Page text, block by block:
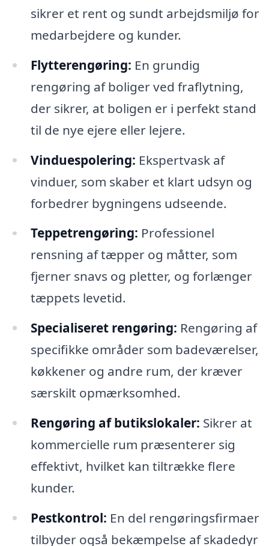
sikrer et rent og sundt arbejdsmiljø for
medarbejdere og kunder.
Flytterengøring: En grundig
rengøring af boliger ved fraflytning,
der sikrer, at boligen er i perfekt stand
til de nye ejere eller lejere.
Vinduespolering: Ekspertvask af
vinduer, som skaber et klart udsyn og
forbedrer bygningens udseende.
Teppetrengøring: Professionel
rensning af tæpper og måtter, som
fjerner snavs og pletter, og forlænger
tæppets levetid.
Specialiseret rengøring: Rengøring af
specifikke områder som badeværelser,
køkkener og andre rum, der kræver
særskilt opmærksomhed.
Rengøring af butikslokaler: Sikrer at
kommercielle rum præsenterer sig
effektivt, hvilket kan tiltrække flere
kunder.
Pestkontrol: En del rengøringsfirmaer
tilbyder også bekæmpelse af skadedyr